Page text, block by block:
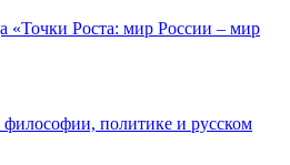
«Точки Роста: мир России – мир
политике и русском